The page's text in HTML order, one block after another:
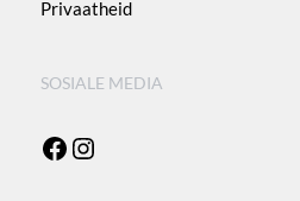
Privaatheid
SOSIALE MEDIA
Facebook
Instagram